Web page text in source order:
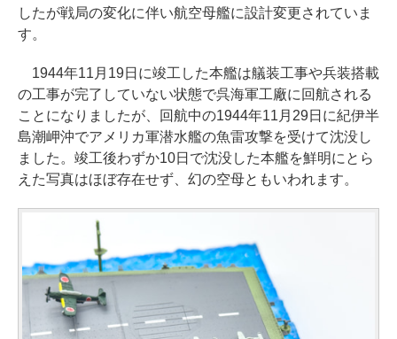
したが戦局の変化に伴い航空母艦に設計変更されていま
す。
1944年11月19日に竣工した本艦は艤装工事や兵装搭載
の工事が完了していない状態で呉海軍工廠に回航される
ことになりましたが、回航中の1944年11月29日に紀伊半
島潮岬沖でアメリカ軍潜水艦の魚雷攻撃を受けて沈没し
ました。竣工後わずか10日で沈没した本艦を鮮明にとら
えた写真はほぼ存在せず、幻の空母ともいわれます。